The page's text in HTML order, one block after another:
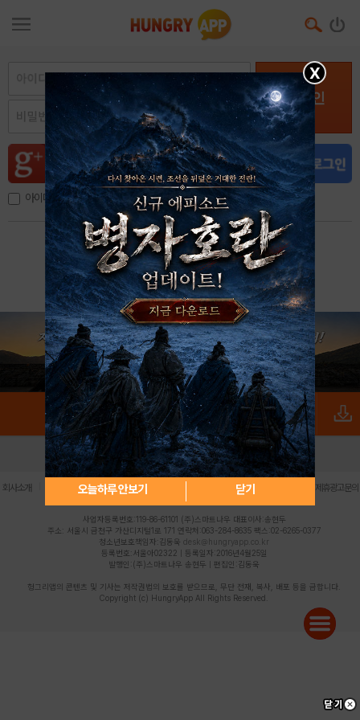
로그인
아이디, 이메일 저장
아이디 / 비밀번호 찾기 회원가입
X
오늘하루 안보기 닫기
로그인 PC버전 전체앱
회사소개 | 개인정보 처리방침 불법촬영물 신고센터 제휴광고문의
사업자등록번호:119-86-61101 (주)스마트나우 대표이사:송현두
주소: 서울시 금천구 가산디지털1로 171 연락처:063-284-8635 팩스:02-6265-0377
청소년보호책임자:김동욱 desk@hungryapp.co.kr
등록번호:서울아02322 | 등록일자:2016년4월25일
발행인:(주)스마트나우 송현두 | 편집인:김동욱
헝그리앱의 콘텐츠 및 기사는 저작권법의 보호를 받으므로, 무단 전재, 복사, 배포 등을 금합니다.
Copyright (c) HungryApp All Rights Reserved.